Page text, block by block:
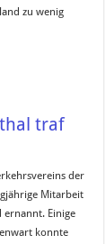
zu wenig
traf
der
Mitarbeit
Einige
konnte